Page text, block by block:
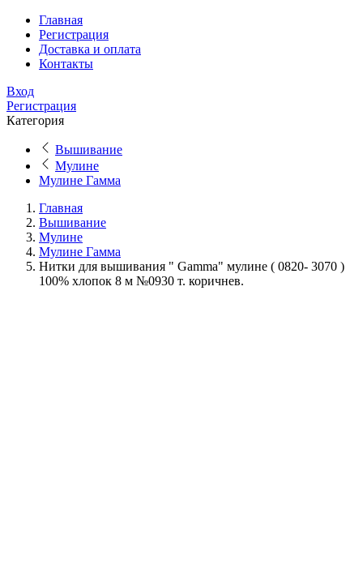
Главная
Регистрация
Доставка и оплата
Контакты
Вход
Регистрация
Категория
Вышивание
Мулине
Мулине Гамма
Главная
Вышивание
Мулине
Мулине Гамма
Нитки для вышивания " Gamma" мулине ( 0820- 3070 )
100% хлопок 8 м №0930 т. коричнев.